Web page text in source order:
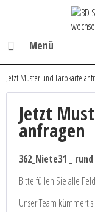
Menü
Jetzt Muster und Farbkarte
Jetzt
anfragen
362_Niete31 _ rund
Bitte füllen Sie alle
Unser Team kümmert